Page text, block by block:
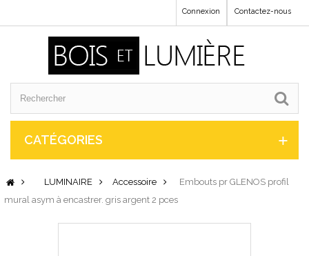
Contactez-nous
Connexion
CATÉGORIES
LUMINAIRE Accessoire
Embouts pr GLENOS profil
mural asym à encastrer. gris argent 2 pces